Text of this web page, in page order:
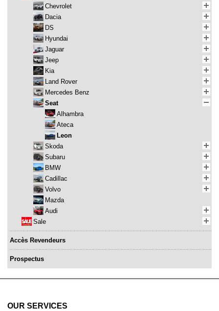
Chevrolet
Dacia
DS
Hyundai
Jaguar
Jeep
Kia
Land Rover
Mercedes Benz
Seat
Alhambra
Ateca
Leon
Skoda
Subaru
BMW
Cadillac
Volvo
Mazda
Audi
Sale
Accès Revendeurs
Prospectus
OUR SERVICES